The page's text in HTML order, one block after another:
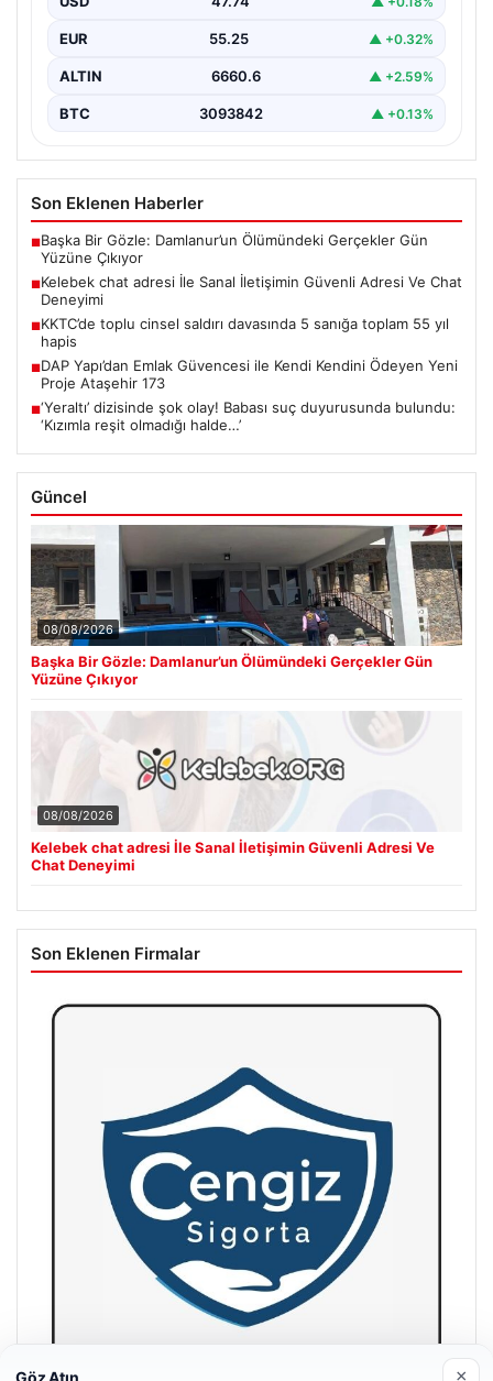
birçok…
EUR 55.25 ▲ +0.32%
ALTIN 6660.6 ▲ +2.59%
BTC 3093842 ▲ +0.13%
Son Eklenen Haberler
■Başka Bir Gözle: Damlanur’un Ölümündeki Gerçekler Gün
Yüzüne Çıkıyor
■Kelebek chat adresi İle Sanal İletişimin Güvenli Adresi Ve Chat
Deneyimi
■KKTC’de toplu cinsel saldırı davasında 5 sanığa toplam 55 yıl
hapis
■DAP Yapı’dan Emlak Güvencesi ile Kendi Kendini Ödeyen Yeni
Proje Ataşehir 173
■‘Yeraltı’ dizisinde şok olay! Babası suç duyurusunda bulundu:
‘Kızımla reşit olmadığı halde…’
Güncel
08/08/2026
Başka Bir Gözle: Damlanur’un Ölümündeki Gerçekler Gün
Yüzüne Çıkıyor
08/08/2026
Kelebek chat adresi İle Sanal İletişimin Güvenli Adresi Ve
Chat Deneyimi
Son Eklenen Firmalar
Göz Atın ×